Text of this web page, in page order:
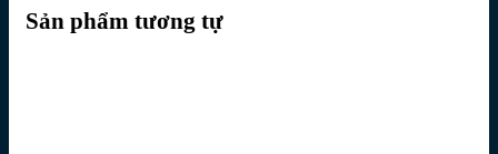
Sản phẩm tương tự